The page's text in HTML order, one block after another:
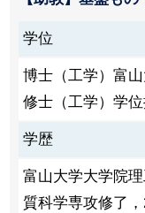
学位
博士（工学）富
修士（工学）学
学歴
富山大学大学院
質科学専攻修了